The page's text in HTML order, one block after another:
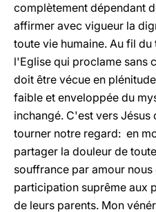
complètement dépendant
affirmer avec vigueur la
toute vie humaine. Au fil
l'Eglise qui proclame sans
doit être vécue en
faible et enveloppée du
inchangé. C'est vers
tourner notre regard: en
partager la douleur de
souffrance par amour
participation suprême aux
de leurs parents. Mon